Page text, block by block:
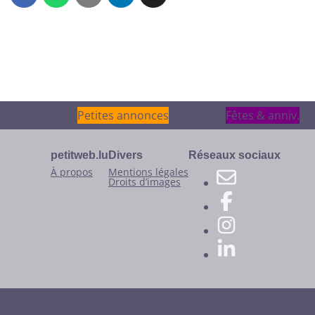
Petites annonces
Petites annonces Fêtes & anniv.
Fêtes & anniv.
petitweb.lu
À propos
Divers
Mentions légales
Droits d’images
Réseaux sociaux